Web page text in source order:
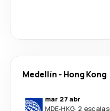
Medellín - Hong Kong
mar 27 abr
MDE-HKG· 2 escalas